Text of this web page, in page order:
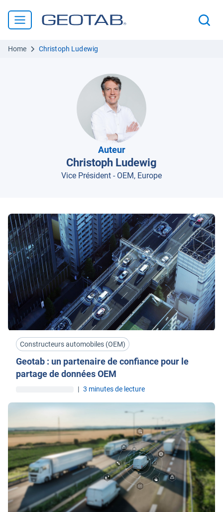
Home Christoph Ludewig
Auteur
Christoph Ludewig
Vice Président - OEM, Europe
Constructeurs automobiles (OEM)
Geotab : un partenaire de confiance pour le
partage de données OEM
| 3 minutes de lecture